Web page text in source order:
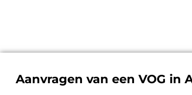
Aanvragen van een VOG in